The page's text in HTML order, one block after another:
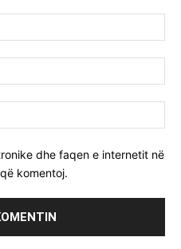
dhe faqen e internetit në
komentoj.